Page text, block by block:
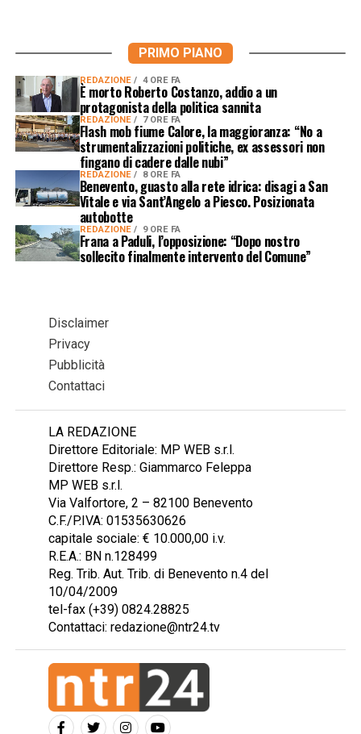
PRIMO PIANO
REDAZIONE 4 ORE FA
È morto Roberto Costanzo, addio a un
protagonista della politica sannita
REDAZIONE 7 ORE FA
Flash mob fiume Calore, la maggioranza: “No a
strumentalizzazioni politiche, ex assessori non
fingano di cadere dalle nubi”
REDAZIONE 8 ORE FA
Benevento, guasto alla rete idrica: disagi a San
Vitale e via Sant’Angelo a Piesco. Posizionata
autobotte
REDAZIONE 9 ORE FA
Frana a Paduli, l’opposizione: “Dopo nostro
sollecito finalmente intervento del Comune”
Disclaimer
Privacy
Pubblicità
Contattaci
LA REDAZIONE
Direttore Editoriale: MP WEB s.r.l.
Direttore Resp.: Giammarco Feleppa
MP WEB s.r.l.
Via Valfortore, 2 – 82100 Benevento
C.F./P.IVA: 01535630626
capitale sociale: € 10.000,00 i.v.
R.E.A.: BN n.128499
Reg. Trib. Aut. Trib. di Benevento n.4 del
10/04/2009
tel-fax (+39) 0824.28825
Contattaci: redazione@ntr24.tv